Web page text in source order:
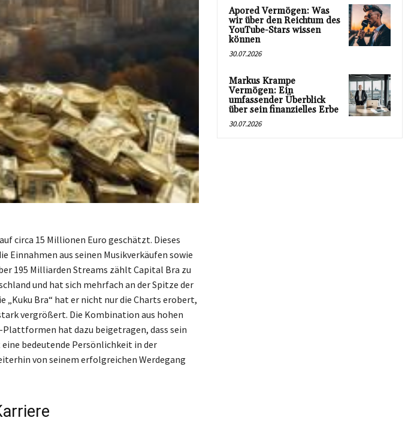
circa 15 Millionen Euro geschätzt. Dieses
aus seinen Musikverkäufen sowie
195 Milliarden Streams zählt Capital Bra zu
und hat sich mehrfach an der Spitze der
Bra“ hat er nicht nur die Charts erobert,
vergrößert. Die Kombination aus hohen
hat dazu beigetragen, dass sein
bedeutende Persönlichkeit in der
von seinem erfolgreichen Werdegang
Apored Vermögen: Was
wir über den Reichtum des
YouTube-Stars wissen
können
30.07.2026
Markus Krampe
Vermögen: Ein
umfassender Überblick
über sein finanzielles Erbe
30.07.2026